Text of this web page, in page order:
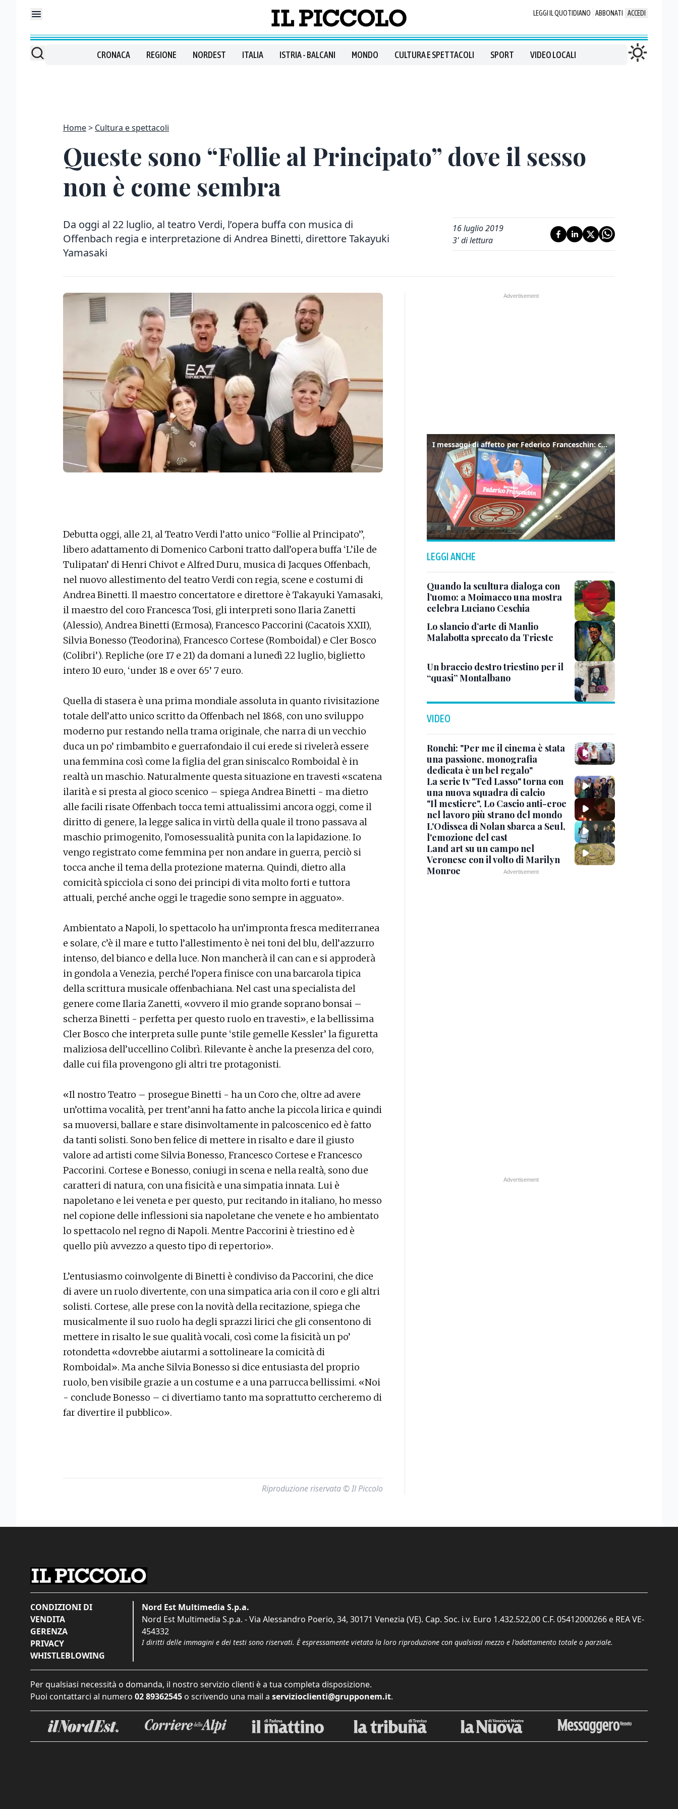
LEGGI IL QUOTIDIANO ABBONATI ACCEDI
CRONACA REGIONE NORDEST ITALIA ISTRIA - BALCANI MONDO CULTURA E SPETTACOLI SPORT VIDEO LOCALI
Home Cultura e spettacoli
Queste sono “Follie al Principato” dove il sesso
non è come sembra
Da oggi al 22 luglio, al teatro Verdi, l’opera buffa con musica di
Offenbach regia e interpretazione di Andrea Binetti, direttore Takayuki
Yamasaki
16 luglio 2019
3' di lettura
Debutta oggi, alle 21, al Teatro Verdi l’atto unico “Follie al Principato”,
libero adattamento di Domenico Carboni tratto dall’opera buffa ‘L’ile de
Tulipatan’ di Henri Chivot e Alfred Duru, musica di Jacques Offenbach,
nel nuovo allestimento del teatro Verdi con regia, scene e costumi di
Andrea Binetti. Il maestro concertatore e direttore è Takayuki Yamasaki,
il maestro del coro Francesca Tosi, gli interpreti sono Ilaria Zanetti
(Alessio), Andrea Binetti (Ermosa), Francesco Paccorini (Cacatois XXII),
Silvia Bonesso (Teodorina), Francesco Cortese (Romboidal) e Cler Bosco
(Colibri’). Repliche (ore 17 e 21) da domani a lunedì 22 luglio, biglietto
intero 10 euro, ‘under 18 e over 65’ 7 euro.
Quella di stasera è una prima mondiale assoluta in quanto rivisitazione
totale dell’atto unico scritto da Offenbach nel 1868, con uno sviluppo
moderno pur restando nella trama originale, che narra di un vecchio
duca un po’ rimbambito e guerrafondaio il cui erede si rivelerà essere
una femmina così come la figlia del gran siniscalco Romboidal è in
realtà un maschio. Naturalmente questa situazione en travesti «scatena
ilarità e si presta al gioco scenico – spiega Andrea Binetti - ma dietro
alle facili risate Offenbach tocca temi attualissimi ancora oggi, come il
diritto di genere, la legge salica in virtù della quale il trono passava al
maschio primogenito, l’omosessualità punita con la lapidazione. Io
vengo registrato come femmina per non andare in guerra, perciò si
tocca anche il tema della protezione materna. Quindi, dietro alla
comicità spicciola ci sono dei principi di vita molto forti e tuttora
attuali, perché anche oggi le tragedie sono sempre in agguato».
Ambientato a Napoli, lo spettacolo ha un’impronta fresca mediterranea
e solare, c’è il mare e tutto l’allestimento è nei toni del blu, dell’azzurro
intenso, del bianco e della luce. Non mancherà il can can e si approderà
in gondola a Venezia, perché l’opera finisce con una barcarola tipica
della scrittura musicale offenbachiana. Nel cast una specialista del
genere come Ilaria Zanetti, «ovvero il mio grande soprano bonsai –
scherza Binetti - perfetta per questo ruolo en travesti», e la bellissima
Cler Bosco che interpreta sulle punte ‘stile gemelle Kessler’ la figuretta
maliziosa dell’uccellino Colibrì. Rilevante è anche la presenza del coro,
dalle cui fila provengono gli altri tre protagonisti.
«Il nostro Teatro – prosegue Binetti - ha un Coro che, oltre ad avere
un’ottima vocalità, per trent’anni ha fatto anche la piccola lirica e quindi
sa muoversi, ballare e stare disinvoltamente in palcoscenico ed è fatto
da tanti solisti. Sono ben felice di mettere in risalto e dare il giusto
valore ad artisti come Silvia Bonesso, Francesco Cortese e Francesco
Paccorini. Cortese e Bonesso, coniugi in scena e nella realtà, sono due
caratteri di natura, con una fisicità e una simpatia innata. Lui è
napoletano e lei veneta e per questo, pur recitando in italiano, ho messo
nel copione delle inflessioni sia napoletane che venete e ho ambientato
lo spettacolo nel regno di Napoli. Mentre Paccorini è triestino ed è
quello più avvezzo a questo tipo di repertorio».
L’entusiasmo coinvolgente di Binetti è condiviso da Paccorini, che dice
di avere un ruolo divertente, con una simpatica aria con il coro e gli altri
solisti. Cortese, alle prese con la novità della recitazione, spiega che
musicalmente il suo ruolo ha degli sprazzi lirici che gli consentono di
mettere in risalto le sue qualità vocali, così come la fisicità un po’
rotondetta «dovrebbe aiutarmi a sottolineare la comicità di
Romboidal». Ma anche Silvia Bonesso si dice entusiasta del proprio
ruolo, ben visibile grazie a un costume e a una parrucca bellissimi. «Noi
- conclude Bonesso – ci divertiamo tanto ma soprattutto cercheremo di
far divertire il pubblico».
Riproduzione riservata © Il Piccolo
I messaggi di affetto per Federico Franceschin: così il mondo del basket gli è stato accanto fino all’ultimo
LEGGI ANCHE
Quando la scultura dialoga con
l’uomo: a Moimacco una mostra
celebra Luciano Ceschia
Lo slancio d’arte di Manlio
Malabotta sprecato da Trieste
Un braccio destro triestino per il
“quasi” Montalbano
VIDEO
Ronchi: "Per me il cinema è stata
una passione, monografia
dedicata è un bel regalo"
La serie tv "Ted Lasso" torna con
una nuova squadra di calcio
"Il mestiere", Lo Cascio anti-eroe
nel lavoro più strano del mondo
L'Odissea di Nolan sbarca a Seul,
l'emozione del cast
Land art su un campo nel
Veronese con il volto di Marilyn
Monroe
CONDIZIONI DI
VENDITA
GERENZA
PRIVACY
WHISTLEBLOWING
Nord Est Multimedia S.p.a.
Nord Est Multimedia S.p.a. - Via Alessandro Poerio, 34, 30171 Venezia (VE). Cap. Soc. i.v. Euro 1.432.522,00 C.F. 05412000266 e REA VE-
454332
I diritti delle immagini e dei testi sono riservati. È espressamente vietata la loro riproduzione con qualsiasi mezzo e l'adattamento totale o parziale.
Per qualsiasi necessità o domanda, il nostro servizio clienti è a tua completa disposizione.
Puoi contattarci al numero 02 89362545 o scrivendo una mail a servizioclienti@grupponem.it.